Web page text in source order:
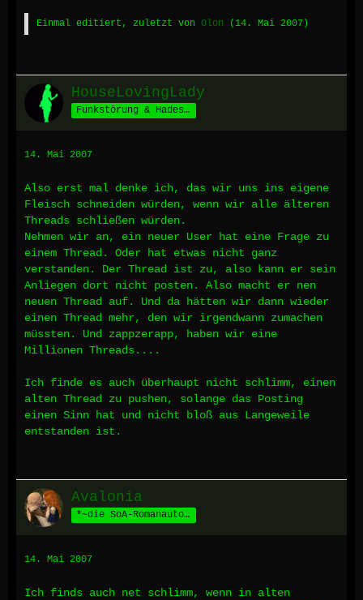
Einmal editiert, zuletzt von Olon ( 14. Mai 2007 )
HouseLovingLady
Funkstörung & Hades' Schäfchen *määäh*
14. Mai 2007
Also erst mal denke ich, das wir uns ins eigene
Fleisch schneiden würden, wenn wir alle älteren
Threads schließen würden.
Nehmen wir an, ein neuer User hat eine Frage zu
einem Thread. Oder hat etwas nicht ganz
verstanden. Der Thread ist zu, also kann er sein
Anliegen dort nicht posten. Also macht er nen
neuen Thread auf. Und da hätten wir dann wieder
einen Thread mehr, den wir irgendwann zumachen
müssten. Und zappzerapp, haben wir eine
Millionen Threads....
Ich finde es auch überhaupt nicht schlimm, einen
alten Thread zu pushen, solange das Posting
einen Sinn hat und nicht bloß aus Langeweile
entstanden ist.
Avalonia
*~die SoA-Romanautorin~*
14. Mai 2007
Ich finds auch net schlimm, wenn in alten